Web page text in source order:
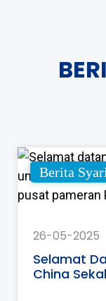
Berita
26-05-2025
Selamat
China